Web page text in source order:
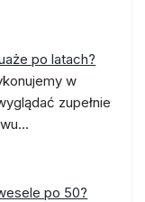
po latach?
w
zupełnie
po 50?